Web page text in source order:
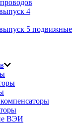
4
5 подвижные
ВЭИ